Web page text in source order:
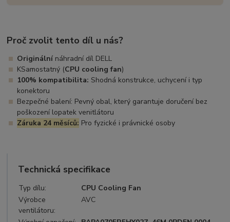
Proč zvolit tento díl u nás?
Originální náhradní díl DELL
KSamostatný (CPU cooling fan)
100% kompatibilita: Shodná konstrukce, uchycení i typ
konektoru
Bezpečné balení: Pevný obal, který garantuje doručení bez
poškození lopatek venitlátoru
Záruka 24 měsíců: Pro fyzické i právnické osoby
Technická specifikace
Typ dílu:
CPU Cooling Fan
Výrobce
ventilátoru:
AVC